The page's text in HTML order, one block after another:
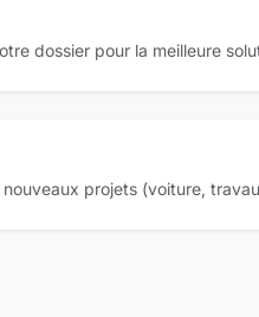
dossier pour la meilleure
projets (voiture,